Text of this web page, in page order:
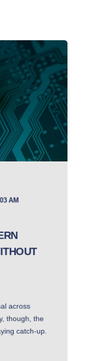
AM
across
though, the
catch-up.